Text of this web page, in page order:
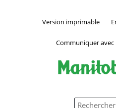
Version imprimable
Communiquer